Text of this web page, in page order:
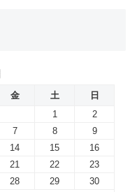
金 土
日
1
2
7 8
9
14 15
16
21 22
23
28 29
30